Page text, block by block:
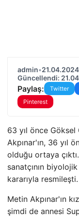
admin•
Güncellendi:
Paylaş: Twitter
Pinterest
63 yıl önce
Akpınar'ın, 36 yıl
olduğu ortaya
sanatçının
kararıyla resmileşti.
Metin Akpınar'ın
şimdi de annesi